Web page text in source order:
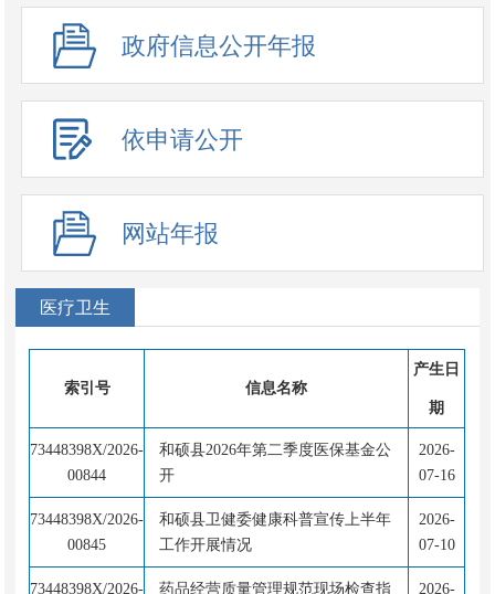
政府信息公开年报
依申请公开
网站年报
医疗卫生
索引号 信息名称
产生日
期
73448398X/2026-
00844
和硕县2026年第二季度医保基金公
开
2026-
07-16
73448398X/2026-
00845
和硕县卫健委健康科普宣传上半年
工作开展情况
2026-
07-10
73448398X/2026-
药品经营质量管理规范现场检查指
2026-